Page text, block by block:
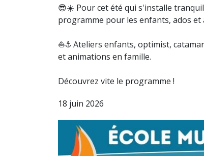
😎☀️ Pour cet été qui s'installe
programme pour les enfants, ados
⛵️⚓️ Ateliers enfants, optimist,
et animations en famille.
Découvrez vite le programme !
18 juin 2026